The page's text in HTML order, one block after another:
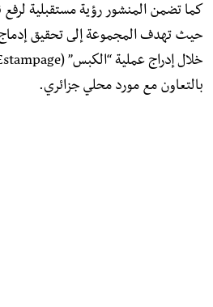
​كما تضمن المنشور رؤية مستقبلية
حيث تهدف المجموعة إلى تحقيق
بالتعاون مع مورد محلي جزائري.